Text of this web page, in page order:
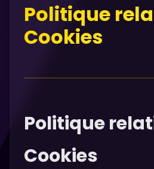
Politique
Cookies
Politique
Cookies